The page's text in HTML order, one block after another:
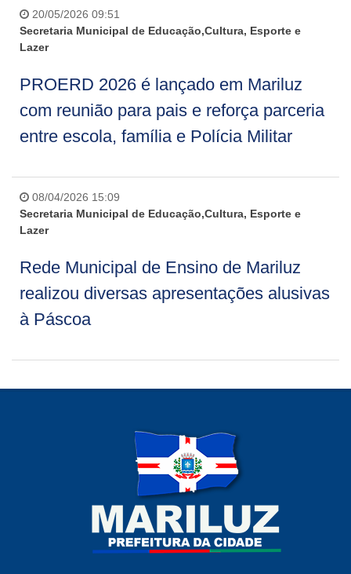
20/05/2026 09:51
Secretaria Municipal de Educação,Cultura, Esporte e
Lazer
PROERD 2026 é lançado em Mariluz
com reunião para pais e reforça parceria
entre escola, família e Polícia Militar
08/04/2026 15:09
Secretaria Municipal de Educação,Cultura, Esporte e
Lazer
Rede Municipal de Ensino de Mariluz
realizou diversas apresentações alusivas
à Páscoa